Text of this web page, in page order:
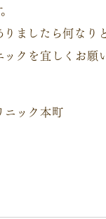
ましたら何なり
クを宜しくお願
ニック本町